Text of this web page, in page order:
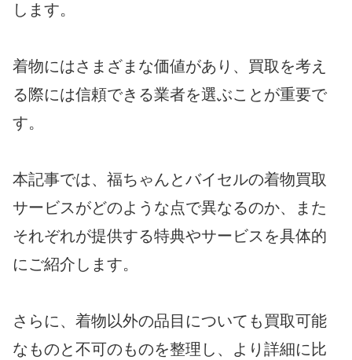
します。
着物にはさまざまな価値があり、買取を考え
る際には信頼できる業者を選ぶことが重要で
す。
本記事では、福ちゃんとバイセルの着物買取
サービスがどのような点で異なるのか、また
それぞれが提供する特典やサービスを具体的
にご紹介します。
さらに、着物以外の品目についても買取可能
なものと不可のものを整理し、より詳細に比